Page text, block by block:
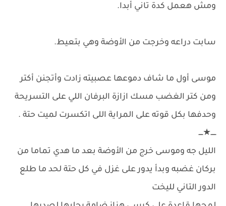
ومش هعمل كدة تاني أبدا.
سابت دراعه وخرجت من الأوضة وهي بتعيط.
موسى أول ما شاف دموعها عصبيته زادت وأتجنن أكتر
ومن كتر الغضب مسك ازازة البرفان اللي على التسريحة
وحدفها بكل قوته على المراية اللى اتكسرت لميت حتة .
ـــــ★ــــ
الليل جه وموسى خرج من الأوضة بعد ما هدي تماما من
بركان غضبه وبدأ يدور على غزل في كل حتة لحد ما طلع
الدور التاني لليخت